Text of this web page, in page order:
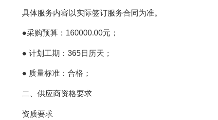
具体服务内容以实际签订服务合同为准。
●采购预算：160000.00元；
● 计划工期：365日历天；
● 质量标准：合格；
二、供应商资格要求
资质要求